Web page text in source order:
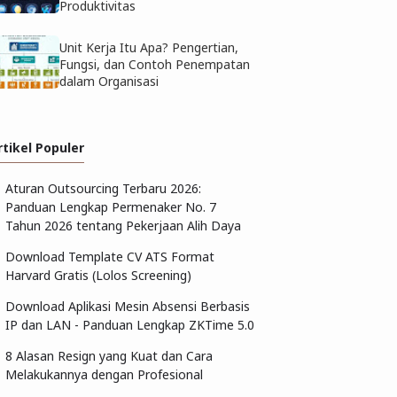
Produktivitas
Unit Kerja Itu Apa? Pengertian,
Fungsi, dan Contoh Penempatan
dalam Organisasi
Populer
Aturan Outsourcing Terbaru 2026:
Panduan Lengkap Permenaker No. 7
Tahun 2026 tentang Pekerjaan Alih Daya
Download Template CV ATS Format
Harvard Gratis (Lolos Screening)
Download Aplikasi Mesin Absensi Berbasis
IP dan LAN - Panduan Lengkap ZKTime 5.0
8 Alasan Resign yang Kuat dan Cara
Melakukannya dengan Profesional